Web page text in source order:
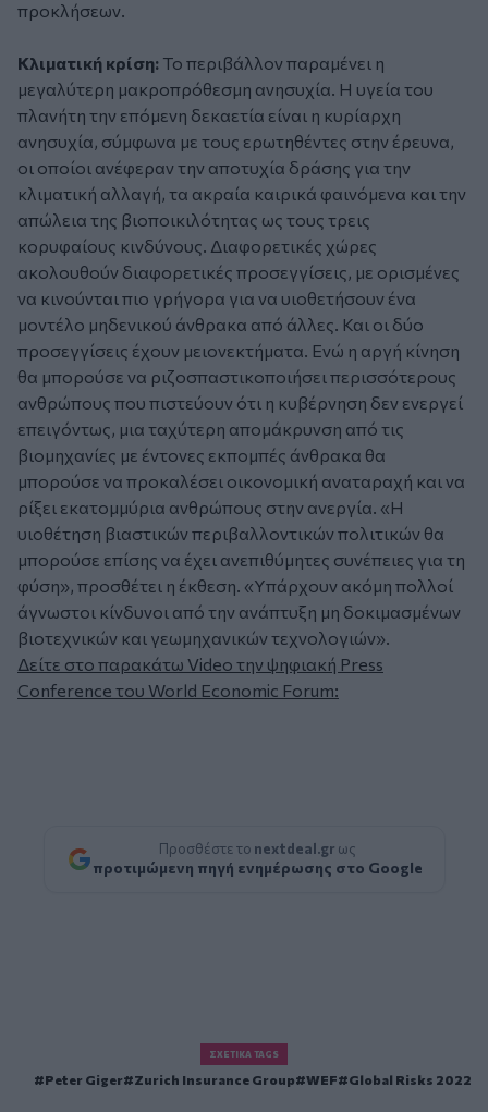
προκλήσεων.
Κλιματική κρίση: Το περιβάλλον παραμένει η
μεγαλύτερη μακροπρόθεσμη ανησυχία. Η υγεία του
πλανήτη την επόμενη δεκαετία είναι η κυρίαρχη
ανησυχία, σύμφωνα με τους ερωτηθέντες στην έρευνα,
οι οποίοι ανέφεραν την αποτυχία δράσης για την
κλιματική αλλαγή, τα ακραία καιρικά φαινόμενα και την
απώλεια της βιοποικιλότητας ως τους τρεις
κορυφαίους κινδύνους. Διαφορετικές χώρες
ακολουθούν διαφορετικές προσεγγίσεις, με ορισμένες
να κινούνται πιο γρήγορα για να υιοθετήσουν ένα
μοντέλο μηδενικού άνθρακα από άλλες. Και οι δύο
προσεγγίσεις έχουν μειονεκτήματα. Ενώ η αργή κίνηση
θα μπορούσε να ριζοσπαστικοποιήσει περισσότερους
ανθρώπους που πιστεύουν ότι η κυβέρνηση δεν ενεργεί
επειγόντως, μια ταχύτερη απομάκρυνση από τις
βιομηχανίες με έντονες εκπομπές άνθρακα θα
μπορούσε να προκαλέσει οικονομική αναταραχή και να
ρίξει εκατομμύρια ανθρώπους στην ανεργία. «Η
υιοθέτηση βιαστικών περιβαλλοντικών πολιτικών θα
μπορούσε επίσης να έχει ανεπιθύμητες συνέπειες για τη
φύση», προσθέτει η έκθεση. «Υπάρχουν ακόμη πολλοί
άγνωστοι κίνδυνοι από την ανάπτυξη μη δοκιμασμένων
βιοτεχνικών και γεωμηχανικών τεχνολογιών».
Δείτε στο παρακάτω Video την ψηφιακή Press
Conference του World Economic Forum:
Προσθέστε το nextdeal.gr ως
προτιμώμενη πηγή ενημέρωσης στο Google
ΣΧΕΤΙΚΆ TAGS
Peter Giger Zurich Insurance Group WEF Global Risks 2022